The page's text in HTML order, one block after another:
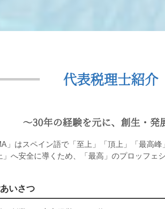
代表税理士紹介
〜30年の経験を元に、創生・
」はスペイン語で「至上」「頂上」「最高
」へ安全に導くため、「最高」のプロッフェ
いさつ